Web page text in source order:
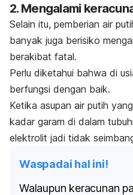
2. Mengalami
Selain itu, pemberian air
banyak juga berisiko
berakibat fatal.
Perlu diketahui bahwa di
berfungsi dengan baik.
Ketika asupan air putih
kadar garam di dalam
elektrolit jadi tidak
Waspadai hal ini!
Walaupun keracunan